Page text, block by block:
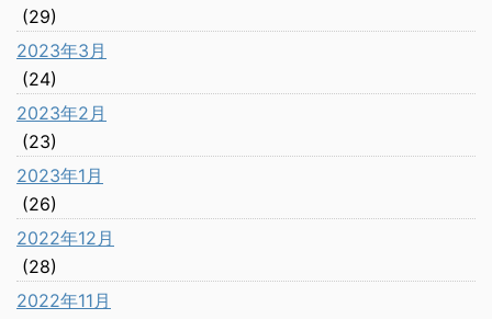
(29)
2023年3月
(24)
2023年2月
(23)
2023年1月
(26)
2022年12月
(28)
2022年11月